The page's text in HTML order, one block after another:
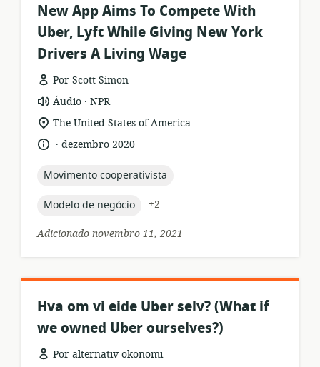
New App Aims To Compete With
Uber, Lyft While Giving New York
Drivers A Living Wage
Por Scott Simon
formato
de
recurso:
Áudio .
Editor:
NPR
local
relevância:
The United States of America
idioma:
.
data
publicação:
dezembro 2020
topic:
Movimento cooperativista
topic:
Modelo de negócio
+2
Adicionado novembro 11, 2021
Hva om vi eide Uber selv? (What if
we owned Uber ourselves?)
Por alternativ okonomi